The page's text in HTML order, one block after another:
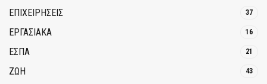
ΕΠΙΧΕΙΡΗΣΕΙΣ 37
ΕΡΓΑΣΙΑΚΑ 16
ΕΣΠΑ 21
ΖΩΗ 43